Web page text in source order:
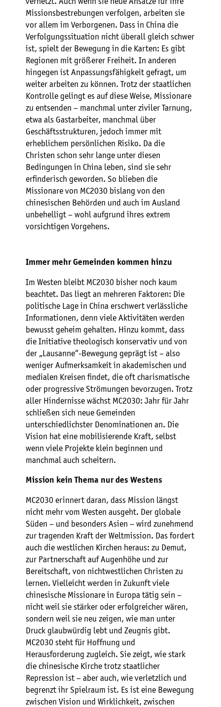
Missionsbestrebungen verfolgen, arbeiten sie
vor allem im Verborgenen. Dass in China die
Verfolgungssituation nicht überall gleich schwer
ist, spielt der Bewegung in die Karten: Es gibt
Regionen mit größerer Freiheit. In anderen
hingegen ist Anpassungsfähigkeit gefragt, um
weiter arbeiten zu können. Trotz der staatlichen
Kontrolle gelingt es auf diese Weise, Missionare
zu entsenden – manchmal unter ziviler Tarnung,
etwa als Gastarbeiter, manchmal über
Geschäftsstrukturen, jedoch immer mit
erheblichem persönlichen Risiko. Da die
Christen schon sehr lange unter diesen
Bedingungen in China leben, sind sie sehr
erfinderisch geworden. So blieben die
Missionare von MC2030 bislang von den
chinesischen Behörden und auch im Ausland
unbehelligt – wohl aufgrund ihres extrem
vorsichtigen Vorgehens.
Immer mehr Gemeinden kommen hinzu
Im Westen bleibt MC2030 bisher noch kaum
beachtet. Das liegt an mehreren Faktoren: Die
politische Lage in China erschwert verlässliche
Informationen, denn viele Aktivitäten werden
bewusst geheim gehalten. Hinzu kommt, dass
die Initiative theologisch konservativ und von
der „Lausanne“-Bewegung geprägt ist – also
weniger Aufmerksamkeit in akademischen und
medialen Kreisen findet, die oft charismatische
oder progressive Strömungen bevorzugen. Trotz
aller Hindernisse wächst MC2030: Jahr für Jahr
schließen sich neue Gemeinden
unterschiedlichster Denominationen an. Die
Vision hat eine mobilisierende Kraft, selbst
wenn viele Projekte klein beginnen und
manchmal auch scheitern.
Mission kein Thema nur des Westens
MC2030 erinnert daran, dass Mission längst
nicht mehr vom Westen ausgeht. Der globale
Süden – und besonders Asien – wird zunehmend
zur tragenden Kraft der Weltmission. Das fordert
auch die westlichen Kirchen heraus: zu Demut,
zur Partnerschaft auf Augenhöhe und zur
Bereitschaft, von nichtwestlichen Christen zu
lernen. Vielleicht werden in Zukunft viele
chinesische Missionare in Europa tätig sein –
nicht weil sie stärker oder erfolgreicher wären,
sondern weil sie neu zeigen, wie man unter
Druck glaubwürdig lebt und Zeugnis gibt.
MC2030 steht für Hoffnung und
Herausforderung zugleich. Sie zeigt, wie stark
die chinesische Kirche trotz staatlicher
Repression ist – aber auch, wie verletzlich und
begrenzt ihr Spielraum ist. Es ist eine Bewegung
zwischen Vision und Wirklichkeit, zwischen